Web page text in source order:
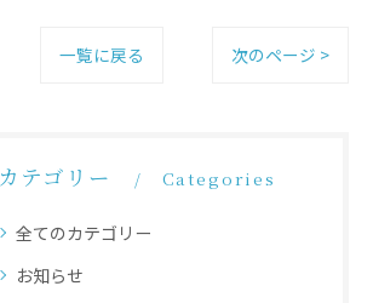
一覧に戻る 次のページ >
カテゴリー Categories
全てのカテゴリー
お知らせ